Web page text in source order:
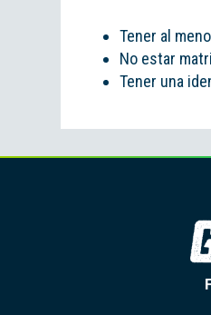
Tener al
No estar
Tener una